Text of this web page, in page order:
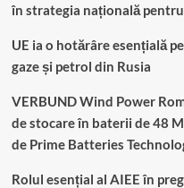
în strategia națională
UE ia o hotărâre esențială
gaze și petrol din Rusia
VERBUND Wind Power
de stocare în baterii de 48
de Prime Batteries
Rolul esențial al AIEE în